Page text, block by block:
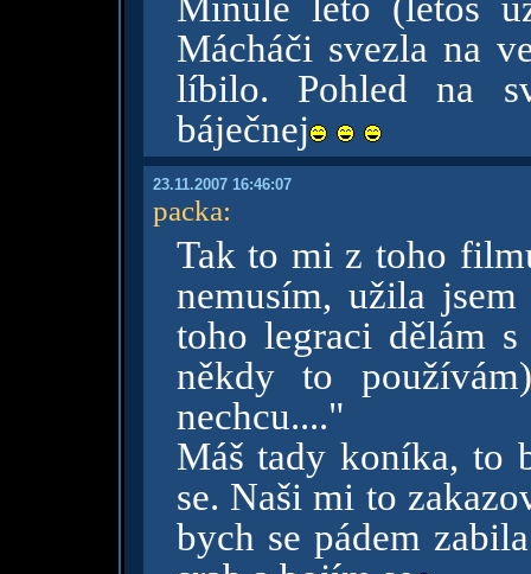
Mácháči svezla na
líbilo. Pohled na
báječnej
23.11.2007 16:46:07
packa:
Tak to mi z toho
nemusím, užila
toho legraci dělám
někdy to
nechcu...."
Máš tady koníka, to
se. Naši mi to
bych se pádem